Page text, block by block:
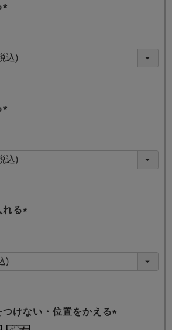
須
)
須
)
れる
須
)
つけない・位置をかえる